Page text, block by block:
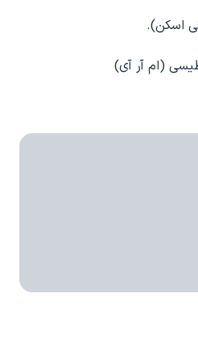
اسکن).
(ام آر آی)